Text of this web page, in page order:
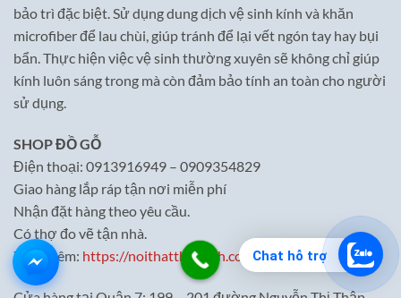
Chat hỗ trợ
bảo trì đặc biệt. Sử dụng dung dịch vệ sinh kính và khăn
microfiber để lau chùi, giúp tránh để lại vết ngón tay hay bụi
bẩn. Thực hiện việc vệ sinh thường xuyên sẽ không chỉ giúp
kính luôn sáng trong mà còn đảm bảo tính an toàn cho người
sử dụng.
SHOP ĐỒ GỖ
Điện thoại: 0913916949 – 0909354829
Giao hàng lắp ráp tận nơi miễn phí
Nhận đặt hàng theo yêu cầu.
Có thợ đo vẽ tận nhà.
Xem thêm: https://noithatthaibinh.com/